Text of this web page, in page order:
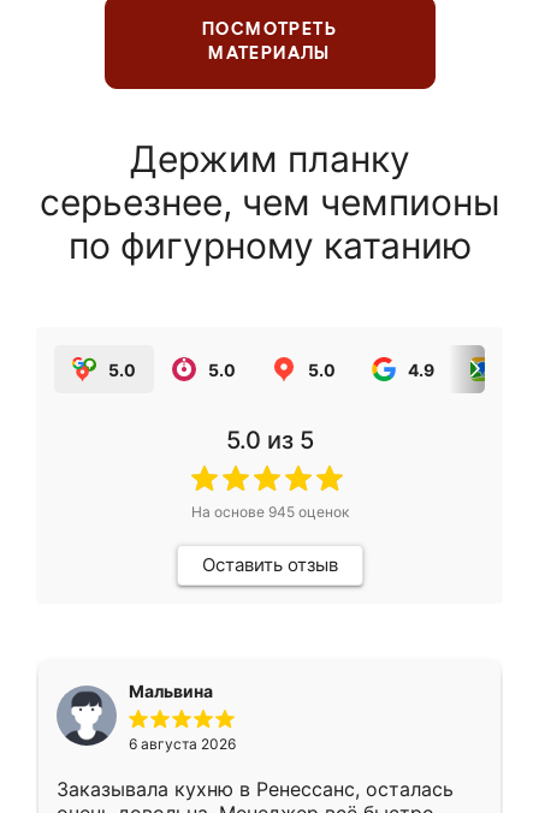
ПОСМОТРЕТЬ
МАТЕРИАЛЫ
Держим планку
серьезнее, чем чемпионы
по фигурному катанию
5.0 5.0 5.0 4.9
5.0 из 5
На основе 945оценок
Оставить отзыв
Мальвина
6 августа 2026
Заказывала кухню в Ренессанс, осталась